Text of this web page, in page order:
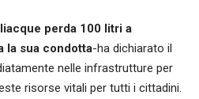
perda 100 litri a
la sua condotta-ha dichiarato il
nelle infrastrutture per
risorse vitali per tutti i cittadini.